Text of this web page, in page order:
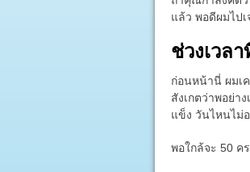
แล้ว พอดีผมไป
ช่วงเวล
ก่อนหน้านี่ ผมเ
สังเกตว่าพอย่า
แข็ง วันไหนไม่
พอใกล้จะ 50 ค